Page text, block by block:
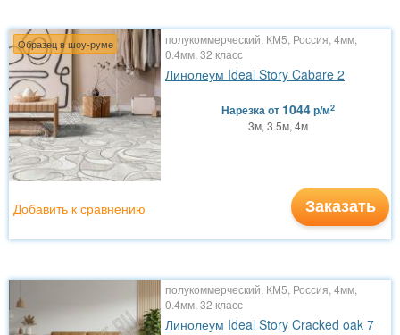
Образец в шоу-руме
полукоммерческий, КМ5, Россия, 4мм,
0.4мм, 32 класс
Линолеум Ideal Story Cabare 2
Нарезкаот 1044р/м2
3м, 3.5м, 4м
Заказать
Добавить к сравнению
полукоммерческий, КМ5, Россия, 4мм,
0.4мм, 32 класс
Линолеум Ideal Story Cracked oak 7